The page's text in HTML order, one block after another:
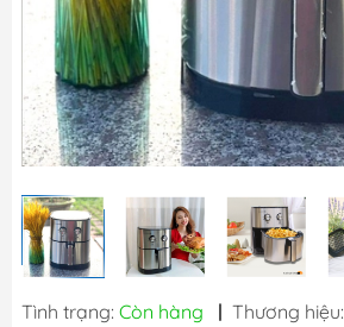
Tình trạng: Còn hàng | Thương hiệu: